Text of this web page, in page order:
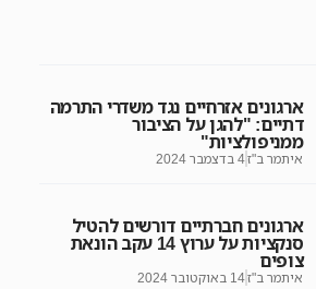
ארגונים אזרחיים נגד משדרי התרמה
דתיים: "להגן על הציבור
ממניפולציות"
איתמר ב"ז4 בדצמבר 2024
ארגונים חברתיים דורשים להטיל
סנקציות על ערוץ 14 עקב הונאת
צופים
איתמר ב"ז14 באוקטובר 2024